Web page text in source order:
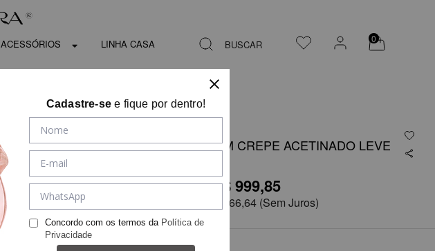
ACESSÓRIOS LINHA CASA BUSCAR 0
VESTIDO EM CREPE ACETINADO LEVE
R$1.999,71 R$ 999,85
R$ 166,64 (Sem Juros)
Cadastre-se e fique por dentro!
Concordo com os termos da Política de
Privacidade